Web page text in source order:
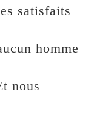
satisfaits
homme
nous